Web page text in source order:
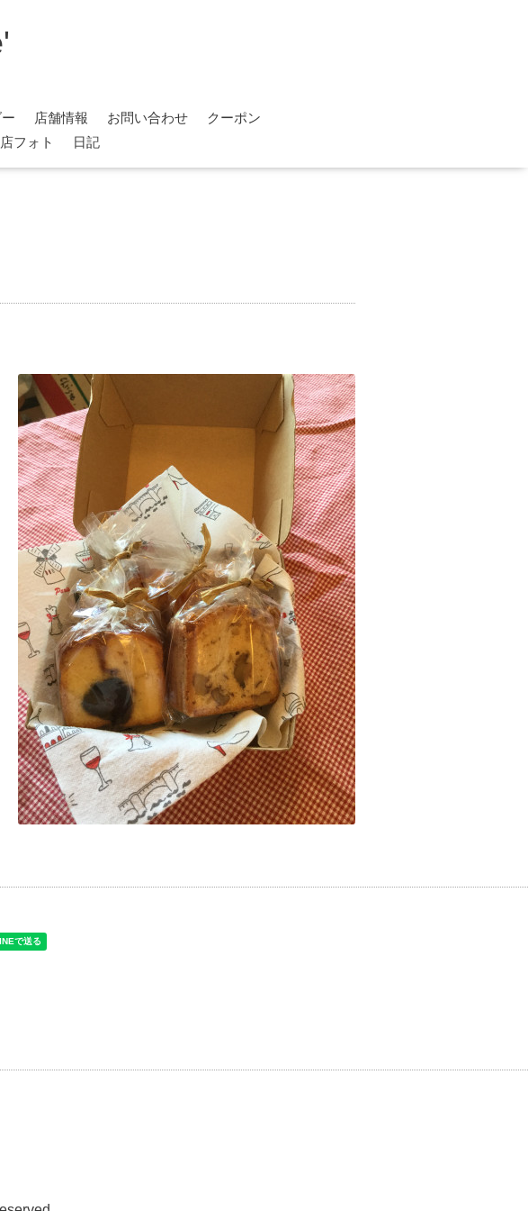
店舗情報 お問い合わせ
クーポン
フォト 日記